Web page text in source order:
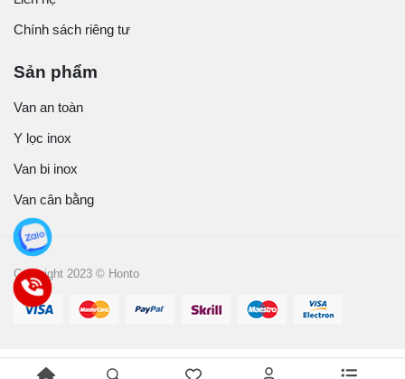
Chính sách riêng tư
Sản phẩm
Van an toàn
Y lọc inox
Van bi inox
Van cân bằng
Copyright 2023 © Honto